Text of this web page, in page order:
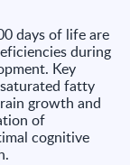
days of life are
during
Key
fatty
growth and
of
cognitive